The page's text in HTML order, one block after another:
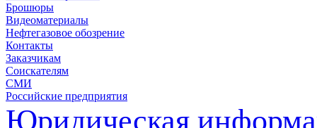
Брошюры
Видеоматериалы
Нефтегазовое обозрение
Контакты
Заказчикам
Соискателям
СМИ
Российские предприятия
Юридическая